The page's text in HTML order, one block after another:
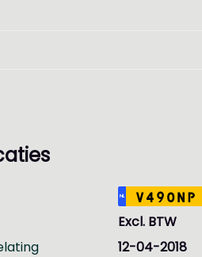
van binnen en buiten
geleverd wordt met een
dan berekenen wij
NL V490NP
Excl. BTW
12-04-2018